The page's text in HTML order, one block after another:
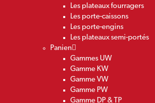
Les plateaux fourragers
Les porte-caissons
Les porte-engins
Les plateaux semi-portés
Panien
Gammes UW
Gamme KW
Gamme VW
Gamme PW
Gamme DP & TP